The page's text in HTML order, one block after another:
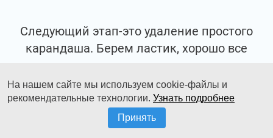
Следующий этап-это удаление простого
карандаша. Берем ластик, хорошо все
Удаляем весь простой карандаш, чтобы он
На нашем сайте мы используем cookie-файлы и
рекомендательные технологии. Узнать подробнее
Принять